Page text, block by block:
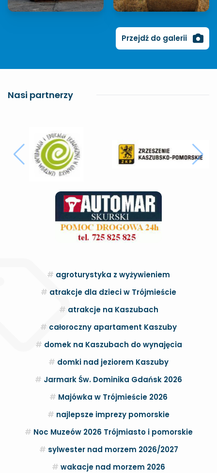
Przejdź do galerii
Nasi partnerzy
agroturystyka z wyżywieniem
atrakcje dla dzieci w Trójmieście
atrakcje na Kaszubach
całoroczny apartament Kaszuby
domek na Kaszubach do wynajęcia
domki nad jeziorem Kaszuby
Jarmark Św. Dominika Gdańsk 2026
Majówka w Trójmieście 2026
najlepsze imprezy pomorskie
Noc Muzeów 2026 Trójmiasto i pomorskie
sylwester nad morzem 2026/2027
wakacje nad morzem 2026